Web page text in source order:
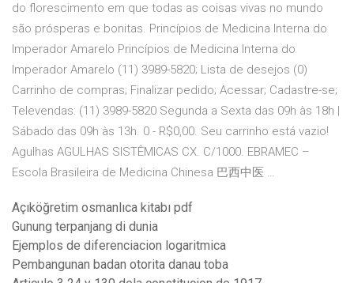
do florescimento em que todas as coisas vivas no mundo
são prósperas e bonitas. Princípios de Medicina Interna do
Imperador Amarelo Princípios de Medicina Interna do
Imperador Amarelo (11) 3989-5820; Lista de desejos (0)
Carrinho de compras; Finalizar pedido; Acessar; Cadastre-se;
Televendas: (11) 3989-5820 Segunda a Sexta das 09h às 18h |
Sábado das 09h às 13h. 0 - R$0,00. Seu carrinho está vazio!
Agulhas AGULHAS SISTÊMICAS CX. C/1000. EBRAMEC –
Escola Brasileira de Medicina Chinesa 巴西中医 …
Açıköğretim osmanlıca kitabı pdf
Gunung terpanjang di dunia
Ejemplos de diferenciacion logaritmica
Pembangunan badan otorita danau toba